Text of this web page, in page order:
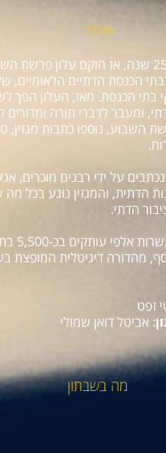
אודות
הכל התחיל לפני 25 שנה, אז הוקם עלון פרשת
הכנסת הדתיים הלאומיים,
בתי הכנסת. מאז, העלון הפך
ומעבר לדברי תורה ומדורים
השבוע, נוספו כתבות מגזין,
על ידי רבנים מוכרים,
הדתית, והמגזין נוגע בכל
הדתי.
השבועון
מהדורה דיגיטלית המופצת
זפט
: אביטל דואן שמולי
מה בשבתון